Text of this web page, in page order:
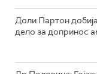
Доли Партон
дело за допринос